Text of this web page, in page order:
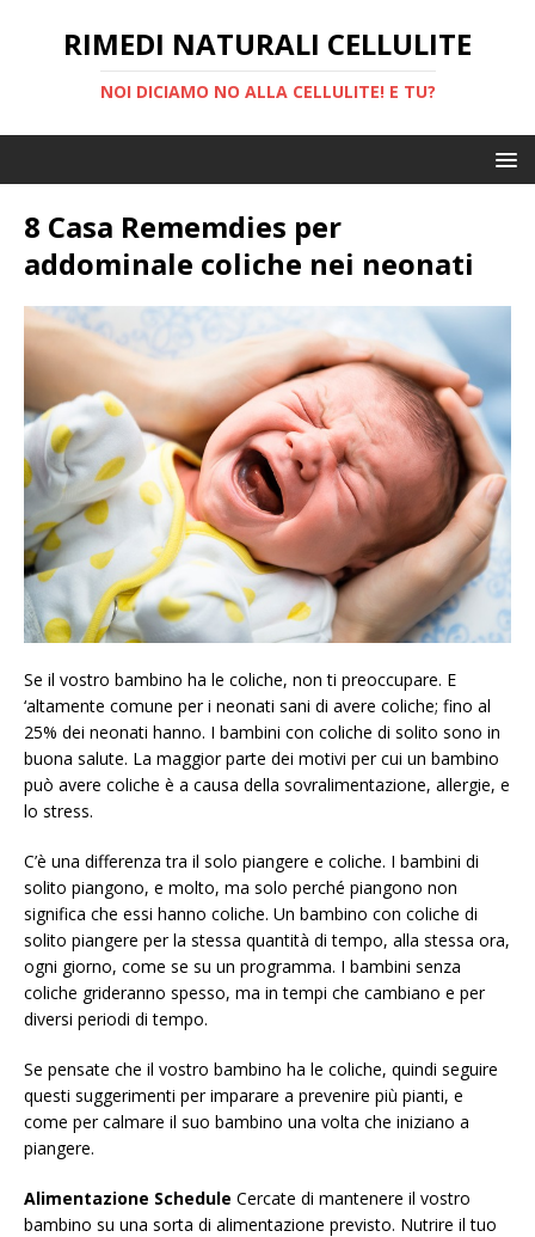
RIMEDI NATURALI CELLULITE
NOI DICIAMO NO ALLA CELLULITE! E TU?
8 Casa Rememdies per
addominale coliche nei neonati
Se il vostro bambino ha le coliche, non ti preoccupare. E
‘altamente comune per i neonati sani di avere coliche; fino al
25% dei neonati hanno. I bambini con coliche di solito sono in
buona salute. La maggior parte dei motivi per cui un bambino
può avere coliche è a causa della sovralimentazione, allergie, e
lo stress.
C’è una differenza tra il solo piangere e coliche. I bambini di
solito piangono, e molto, ma solo perché piangono non
significa che essi hanno coliche. Un bambino con coliche di
solito piangere per la stessa quantità di tempo, alla stessa ora,
ogni giorno, come se su un programma. I bambini senza
coliche grideranno spesso, ma in tempi che cambiano e per
diversi periodi di tempo.
Se pensate che il vostro bambino ha le coliche, quindi seguire
questi suggerimenti per imparare a prevenire più pianti, e
come per calmare il suo bambino una volta che iniziano a
piangere.
Alimentazione Schedule Cercate di mantenere il vostro
bambino su una sorta di alimentazione previsto. Nutrire il tuo